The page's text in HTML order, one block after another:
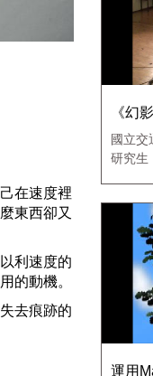
在速度裡
東西卻又
利速度的
的動機。
去痕跡的
《幻
國立交
研究生
運用